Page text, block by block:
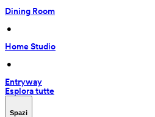
Dining Room
•
Home Studio
•
Entryway
Esplora tutte
Spazi